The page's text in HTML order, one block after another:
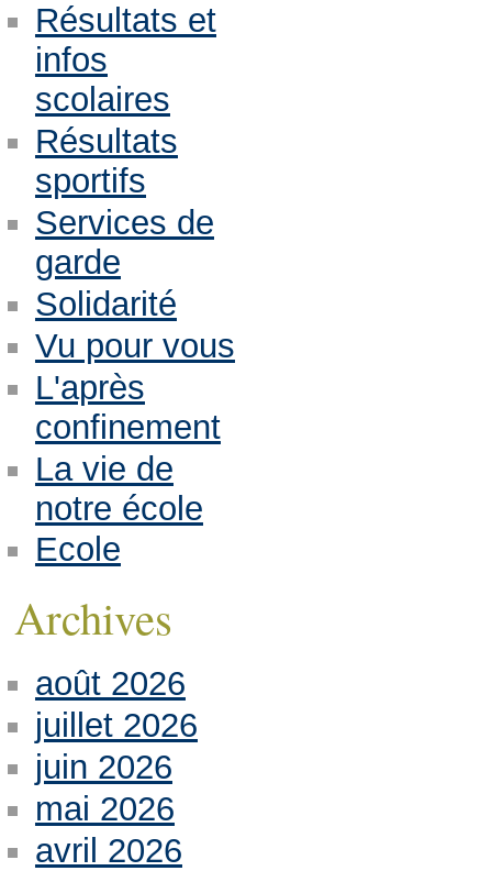
Résultats et
infos
scolaires
Résultats
sportifs
Services de
garde
Solidarité
Vu pour vous
L'après
confinement
La vie de
notre école
Ecole
Archives
août 2026
juillet 2026
juin 2026
mai 2026
avril 2026